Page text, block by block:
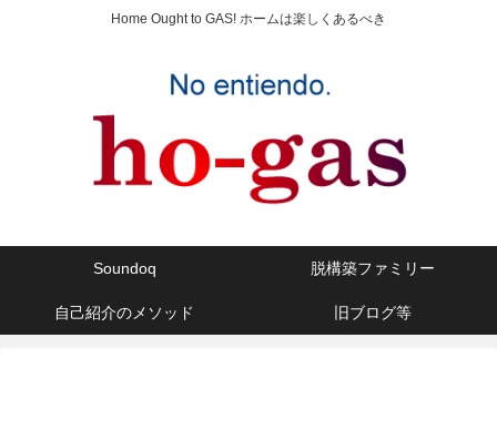
Home Ought to GAS! ホームは楽しくあるべき
Soundoq 脱構築ファミリー
自己紹介のメソッド 旧ブログ等